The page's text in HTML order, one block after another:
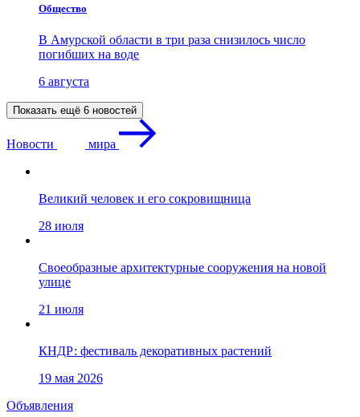
Общество
В Амурской области в три раза снизилось число
погибших на воде
6 августа
Показать ещё 6 новостей
Новости мира
Великий человек и его сокровищница
28 июля
Своеобразные архитектурные сооружения на новой
улице
21 июля
КНДР: фестиваль декоративных растений
19 мая 2026
Объявления